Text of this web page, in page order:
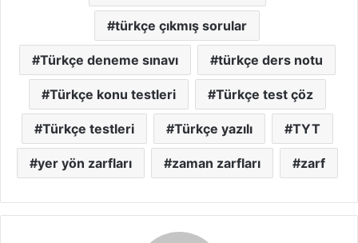
türkçe çıkmış sorular
Türkçe deneme sınavı türkçe ders notu
Türkçe konu testleri Türkçe test çöz
Türkçe testleri Türkçe yazılı TYT
yer yön zarfları zaman zarfları zarf